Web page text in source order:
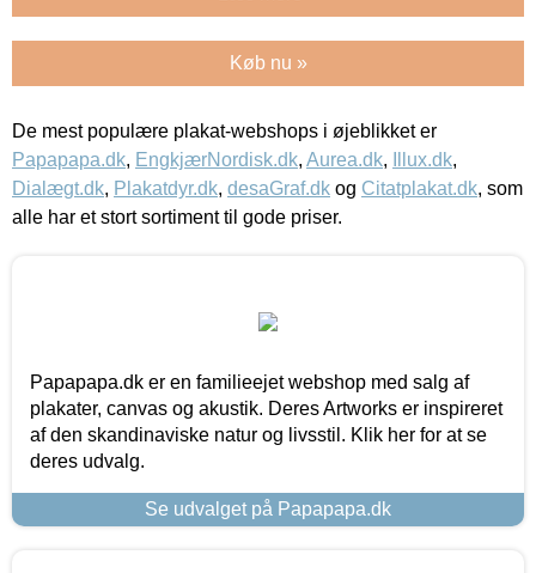
Køb nu »
De mest populære plakat-webshops i øjeblikket er
Papapapa.dk, EngkjærNordisk.dk, Aurea.dk, Illux.dk,
Dialægt.dk, Plakatdyr.dk, desaGraf.dk og Citatplakat.dk, som
alle har et stort sortiment til gode priser.
Papapapa.dk er en familieejet webshop med salg af
plakater, canvas og akustik. Deres Artworks er inspireret
af den skandinaviske natur og livsstil. Klik her for at se
deres udvalg.
Se udvalget på Papapapa.dk